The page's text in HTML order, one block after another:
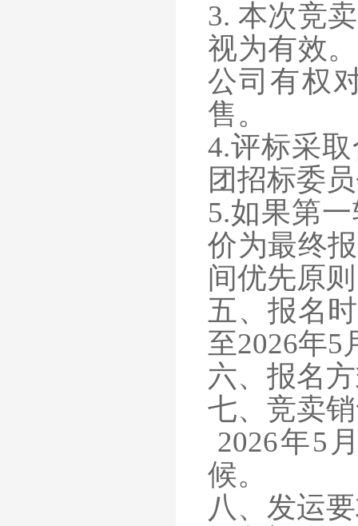
3. 本次竞
视为有效
公司有权
售。
4.评标采
团招标委
5.如果第
价为最终
间优先原
五、报名
至2026年5
六、报名
七、竞卖
2026年5
候。
八、发运